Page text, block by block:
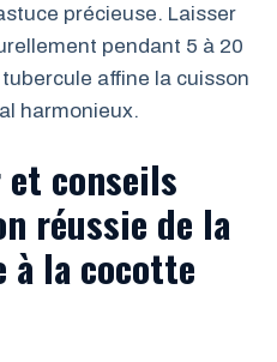
précieuse. Laisser
pendant 5 à 20
affine la cuisson
harmonieux.
conseils
réussie de la
à la cocotte